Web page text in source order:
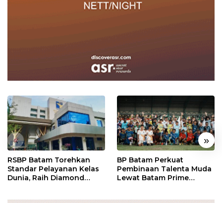
« »
RSBP Batam Torehkan
Standar Pelayanan Kelas
Dunia, Raih Diamond
BP Batam Perkuat
Pembinaan Talenta Muda
Lewat Batam Prime